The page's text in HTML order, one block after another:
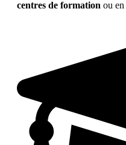
centres de formation ou en